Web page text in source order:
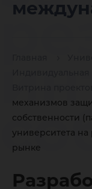
механизмов
собственности
университета
рынке